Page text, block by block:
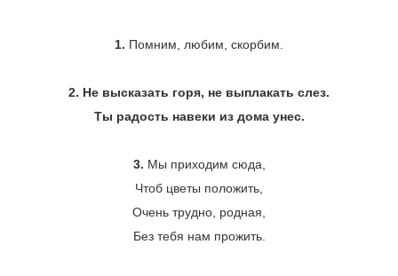
1. Помним, любим, скорбим.
2. Не высказать горя, не выплакать слез.
Ты радость навеки из дома унес.
3. Мы приходим сюда,
Чтоб цветы положить,
Очень трудно, родная,
Без тебя нам прожить.